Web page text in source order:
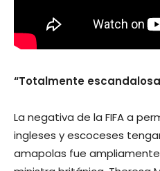
“Totalmente
La negativa de la FIFA a
ingleses y escoceses
amapolas fue